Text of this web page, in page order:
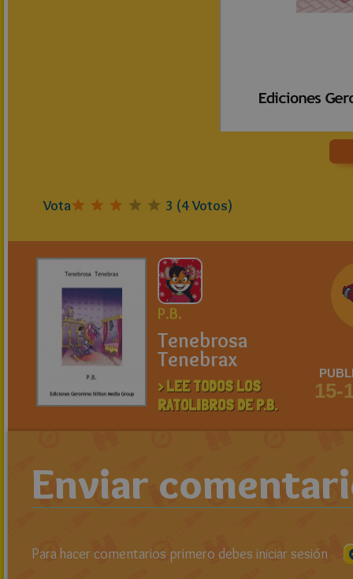
Vota 3 (4Votos)
P.B.
Tenebrosa
Tenebrax
> LEE TODOS LOS
RATOLIBROS DE P.B.
15-
Enviar
Para hacer comentarios primero debes iniciar sesión